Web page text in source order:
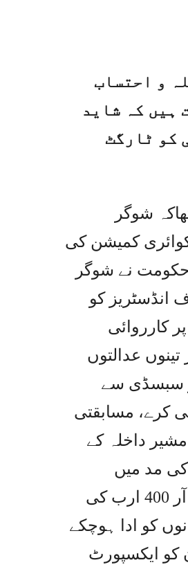
و احتساب
ہیں کہ شاید
کو ٹارگٹ
شوگر
تھی، شوگر انکوائری کمیشن کی
حکومت نے شوگر
انڈسٹریز کو
کارروائی
تینوں عدالتوں
سبسڈی سے
کرے، مسابقتی
داخلہ کے
ٹیکس کی مد میں
کلیکشن پچھلے ادوار سے 100 فیصد زیادہ تھی، اب تک ایف بی آر 400 ارب کی
کو ادا ہوچکے
کو ایکسپورٹ